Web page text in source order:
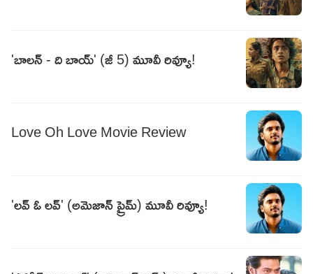
'బాలన్ - ది బాయ్' (జీ 5) మూవీ రివ్యూ!
Love Oh Love Movie Review
'లవ్ ఓ లవ్' (అమెజాన్ ప్రైమ్) మూవీ రివ్యూ!